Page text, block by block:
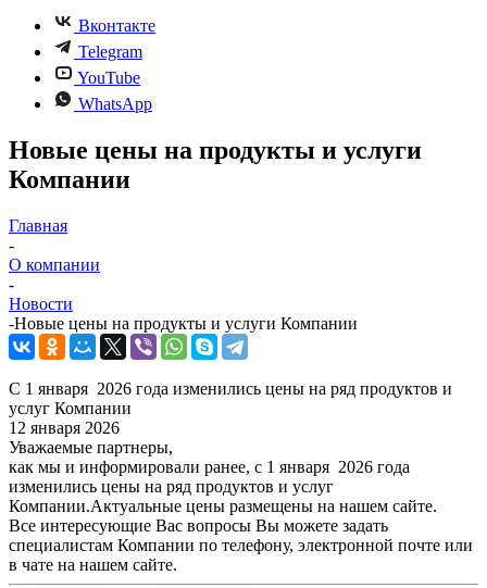
Вконтакте
Telegram
YouTube
WhatsApp
Новые цены на продукты и услуги
Компании
Главная
-
О компании
-
Новости
-Новые цены на продукты и услуги Компании
С 1 января 2026 года изменились цены на ряд продуктов и
услуг Компании
12 января 2026
Уважаемые партнеры,
как мы и информировали ранее, с 1 января 2026 года
изменились цены на ряд продуктов и услуг
Компании.Актуальные цены размещены на нашем сайте.
Все интересующие Вас вопросы Вы можете задать
специалистам Компании по телефону, электронной почте или
в чате на нашем сайте.